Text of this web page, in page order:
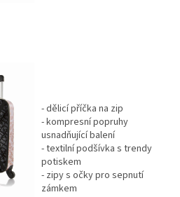
- dělicí příčka na zip
- kompresní popruhy
usnadňující balení
- textilní podšívka s trendy
potiskem
- zipy s očky pro sepnutí
zámkem